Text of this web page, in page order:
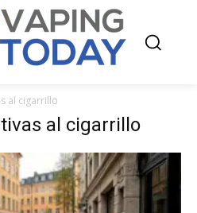
al cigarrillo
al cigarrillo